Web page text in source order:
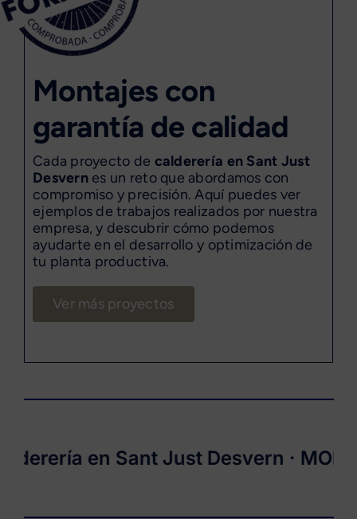
Montajes con
garantía de calidad
Cada proyecto de calderería en Sant Just
Desvernes un reto que abordamos con
compromiso y precisión. Aquí puedes ver
ejemplos de trabajos realizados por nuestra
empresa, y descubrir cómo podemos
ayudarte en el desarrollo y optimización de
tu planta productiva.
Ver más proyectos
en Sant Just Desvern ·